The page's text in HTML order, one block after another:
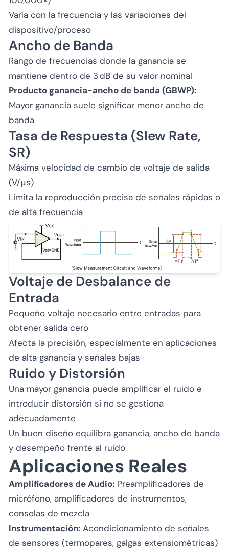
Varía con la frecuencia y las variaciones del
dispositivo/proceso
Ancho de Banda
Rango de frecuencias donde la ganancia se
mantiene dentro de 3 dB de su valor nominal
Producto ganancia-ancho de banda (GBWP):
Mayor ganancia suele significar menor ancho de
banda
Tasa de Respuesta (Slew Rate,
SR)
Máxima velocidad de cambio de voltaje de salida
(V/μs)
Limita la reproducción precisa de señales rápidas o
de alta frecuencia
Voltaje de Desbalance de
Entrada
Pequeño voltaje necesario entre entradas para
obtener salida cero
Afecta la precisión, especialmente en aplicaciones
de alta ganancia y señales bajas
Ruido y Distorsión
Una mayor ganancia puede amplificar el ruido e
introducir distorsión si no se gestiona
adecuadamente
Un buen diseño equilibra ganancia, ancho de banda
y desempeño frente al ruido
Aplicaciones Reales
Amplificadores de Audio: Preamplificadores de
micrófono, amplificadores de instrumentos,
consolas de mezcla
Instrumentación: Acondicionamiento de señales
de sensores (termopares, galgas extensiométricas)